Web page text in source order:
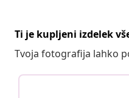
Ti je kupljeni izdelek
Tvoja fotografija lahko